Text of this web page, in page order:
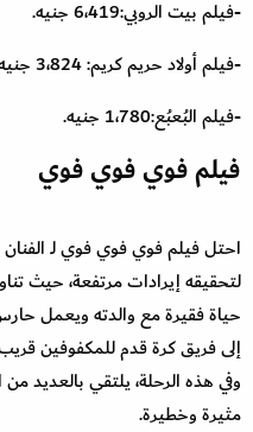
-فيلم بيت الروبي:6،419 جنيه.
-فيلم أولاد حريم كريم: 3،824 جنيه.
-فيلم البُعبُع:1،780 جنيه.
فيلم فوي فوي فوي
احتل فيلم فوي فوي فوي لـ الفنان
لتحقيقه إيرادات مرتفعة، حيث
حياة فقيرة مع والدته ويعمل
إلى فريق كرة قدم للمكفوفين
وفي هذه الرحلة، يلتقي
مثيرة وخطيرة.